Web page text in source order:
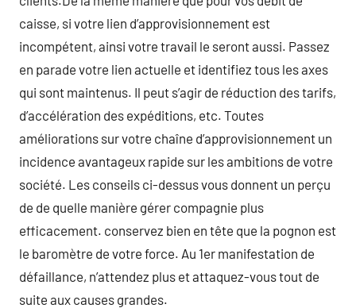
caisse, si votre lien d’approvisionnement est
incompétent, ainsi votre travail le seront aussi. Passez
en parade votre lien actuelle et identifiez tous les axes
qui sont maintenus. Il peut s’agir de réduction des tarifs,
d’accélération des expéditions, etc. Toutes
améliorations sur votre chaîne d’approvisionnement un
incidence avantageux rapide sur les ambitions de votre
société. Les conseils ci-dessus vous donnent un perçu
de de quelle manière gérer compagnie plus
efficacement. conservez bien en tête que la pognon est
le baromètre de votre force. Au 1er manifestation de
défaillance, n’attendez plus et attaquez-vous tout de
suite aux causes grandes.